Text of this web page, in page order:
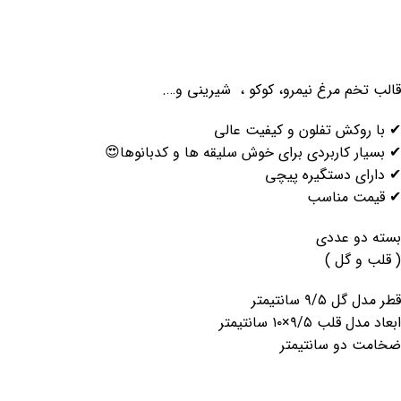
قالب تخم مرغ نیمرو، کوکو ، شیرینی و….
✔ با روکش تفلون و کیفیت عالی
✔ بسیار کاربردی برای خوش سلیقه ها و کدبانوها😍
✔ دارای دستگیره پیچی
✔ قیمت مناسب
بسته دو عددی
( قلب و گل )
قطر مدل گل ۹/۵ سانتیمتر
ابعاد مدل قلب ۹/۵×۱۰ سانتیمتر
ضخامت دو سانتیمتر